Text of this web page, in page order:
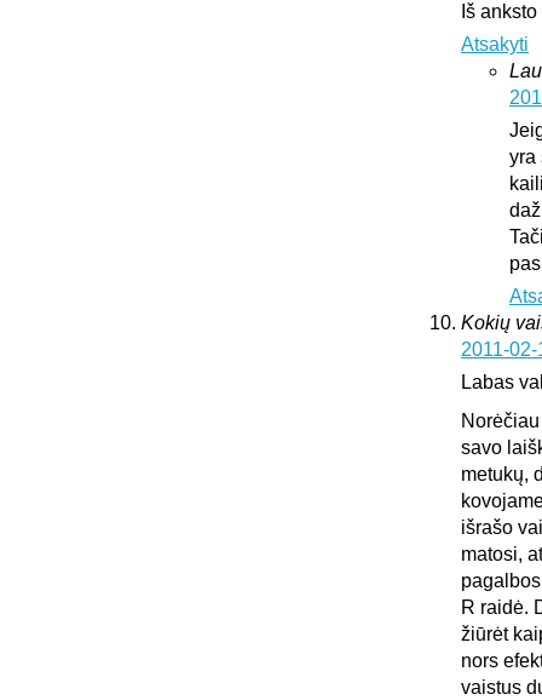
Iš
Atsakyti
yra
Kokių
2011-
Labas
savo
metukų,
išrašo
matosi,
R raidė.
žiūrėt
nors
vaistus